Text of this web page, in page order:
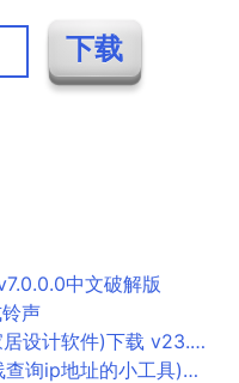
中文破解版
声
件)下载 v23.2.0.55免费版
版 -在线查询ip地址的小工具，直接输